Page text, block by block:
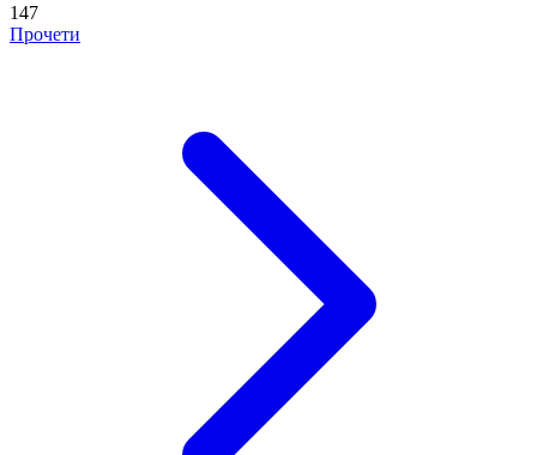
147
Прочети